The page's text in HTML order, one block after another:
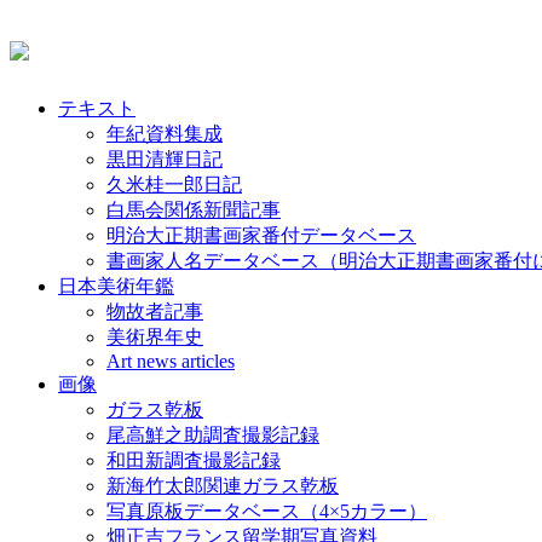
テキスト
年紀資料集成
黒田清輝日記
久米桂一郎日記
白馬会関係新聞記事
明治大正期書画家番付データベース
書画家人名データベース（明治大正期書画家番付
日本美術年鑑
物故者記事
美術界年史
Art news articles
画像
ガラス乾板
尾高鮮之助調査撮影記録
和田新調査撮影記録
新海竹太郎関連ガラス乾板
写真原板データベース（4×5カラー）
畑正吉フランス留学期写真資料